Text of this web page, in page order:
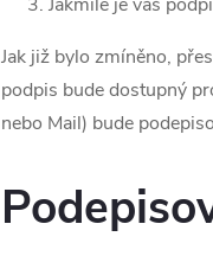
Jak již bylo zmíněno,
podpis bude dostupný
nebo Mail) bude